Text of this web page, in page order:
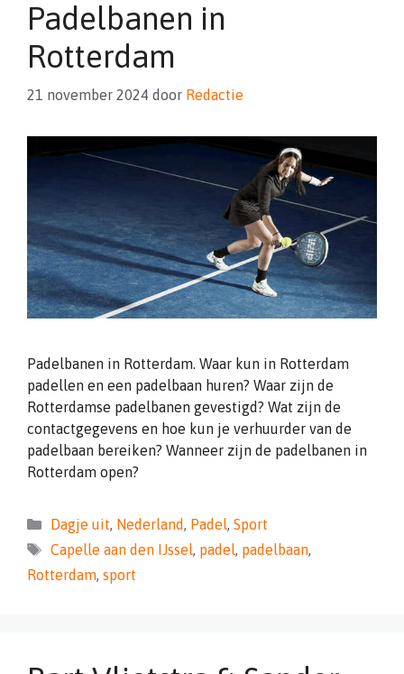
Padelbanen in
Rotterdam
21 november 2024 door Redactie
Padelbanen in Rotterdam. Waar kun in Rotterdam
padellen en een padelbaan huren? Waar zijn de
Rotterdamse padelbanen gevestigd? Wat zijn de
contactgegevens en hoe kun je verhuurder van de
padelbaan bereiken? Wanneer zijn de padelbanen in
Rotterdam open?
Categorieën
Dagje uit, Nederland, Padel, Sport
Tags
Capelle aan den IJssel, padel, padelbaan,
Rotterdam, sport